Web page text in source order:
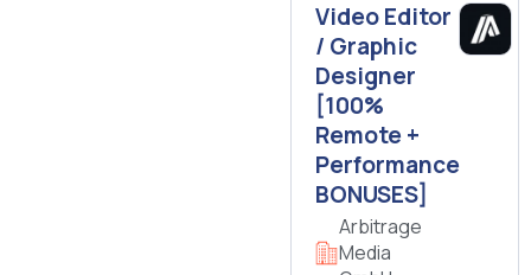
Video Editor
/ Graphic
Designer
[100%
Remote +
Performance
BONUSES]
Arbitrage
Media